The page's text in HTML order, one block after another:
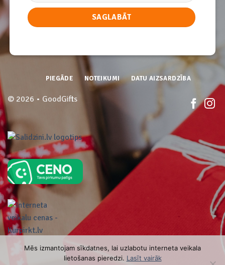
© 2026 • GoodGifts
PIEGĀDE NOTEIKUMI DATU AIZSARDZĪBA
Mēs izmantojam sīkdatnes, lai uzlabotu interneta veikala
lietošanas pieredzi. Lasīt vairāk